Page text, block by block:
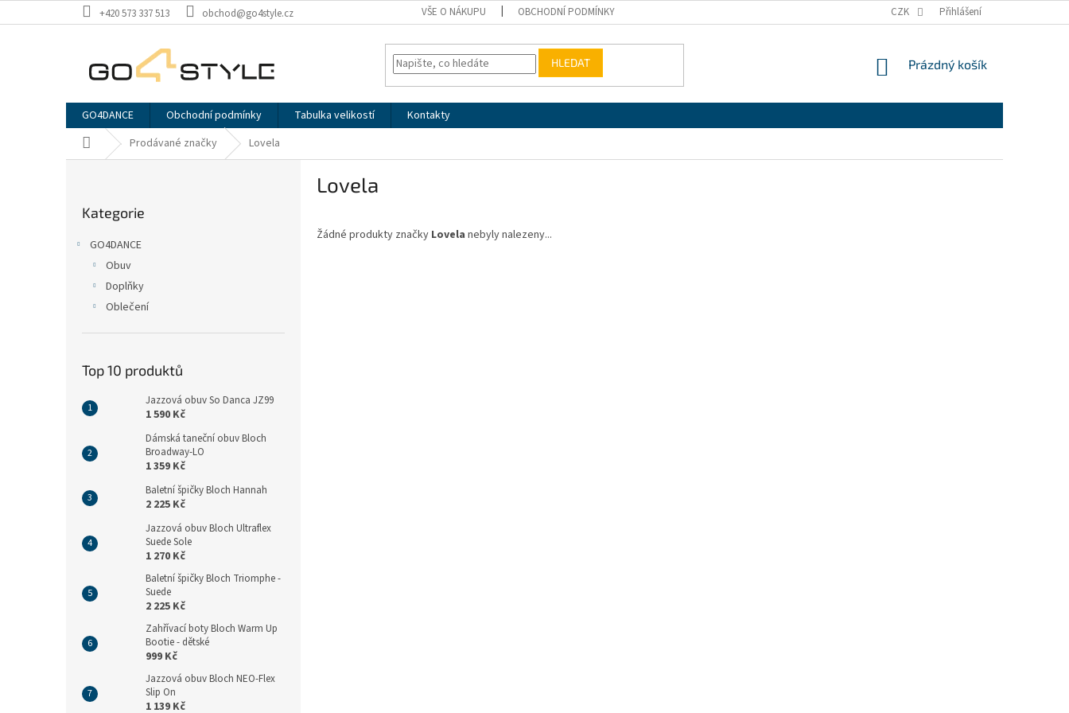
na
+420 573 337 513 obchod@go4style.cz VŠE O NÁKUPU OBCHODNÍ PODMÍNKY CZK Přihlášení
HLEDAT
NÁKUPNÍ
Prázdný košík
GO4DANCE Obchodní podmínky Tabulka velikostí
Kontakty
Domů Prodávané značky Lovela
kategorie
Kategorie
GO4DANCE
Obuv
Doplňky
Oblečení
Top 10 produktů
Jazzová obuv So Danca JZ99
1 590 Kč
Dámská taneční obuv Bloch
Broadway-LO
1 359 Kč
Baletní špičky Bloch Hannah
2 225 Kč
Jazzová obuv Bloch Ultraflex
Suede Sole
1 270 Kč
Baletní špičky Bloch Triomphe -
Suede
2 225 Kč
Zahřívací boty Bloch Warm Up
Bootie - dětské
999 Kč
Jazzová obuv Bloch NEO-Flex
Slip On
1 139 Kč
Lovela
Žádné produkty značky Lovela nebyly nalezeny...